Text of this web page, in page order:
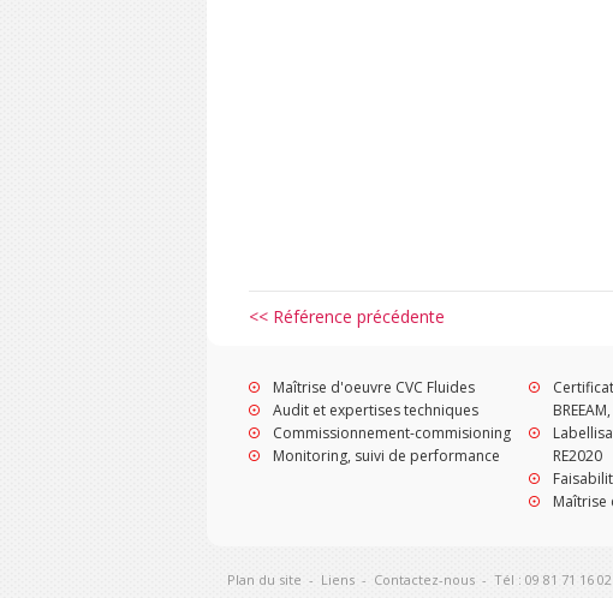
<< Référence précédente
Maîtrise d'oeuvre CVC Fluides
Audit et expertises techniques
Commissionnement-commisioning
Monitoring, suivi de performance
RE2020
Plan du site - Liens - Contactez-nous - Tél : 09 81 71 16 02